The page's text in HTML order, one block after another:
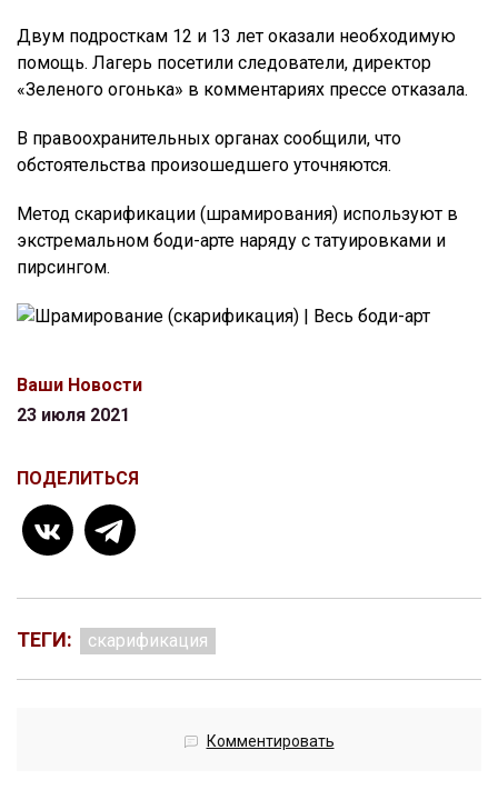
Двум подросткам 12 и 13 лет оказали необходимую
помощь. Лагерь посетили следователи, директор
«Зеленого огонька» в комментариях прессе отказала.
В правоохранительных органах сообщили, что
обстоятельства произошедшего уточняются.
Метод скарификации (шрамирования) используют в
экстремальном боди-арте наряду с татуировками и
пирсингом.
Ваши Новости
23 июля 2021
ПОДЕЛИТЬСЯ
ТЕГИ: скарификация
Комментировать